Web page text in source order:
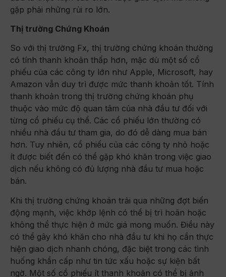
gặp phải những rủi ro lớn.
Thị trường Chứng Khoán
So với thị trường Fx, thị trường chứng khoán thường
có tính thanh khoản thấp hơn, mặc dù một số cổ
phiếu của các công ty lớn như Apple, Microsoft, hay
Amazon vẫn duy trì được mức thanh khoản tốt. Tính
thanh khoản trong thị trường chứng khoán phụ
thuộc vào mức độ quan tâm của nhà đầu tư đối với
từng cổ phiếu cụ thể. Các cổ phiếu lớn thường có
nhiều nhà đầu tư tham gia, do đó dễ dàng mua bán
hơn. Tuy nhiên, cổ phiếu của các công ty nhỏ hoặc
ít được biết đến có thể gặp khó khăn trong việc giao
dịch nếu không có đủ lượng nhà đầu tư mua hoặc
bán.
Khi thị trường chứng khoán trải qua những đợt biến
động mạnh, việc khớp lệnh có thể bị trì hoãn hoặc
không thể thực hiện ở mức giá mong muốn. Điều này
có thể gây khó khăn cho nhà đầu tư khi họ cần thực
hiện giao dịch nhanh chóng, đặc biệt trong các tình
huống khẩn cấp như tin tức xấu hoặc sự kiện bất
ngờ. Một số cổ phiếu ít thanh khoản có thể bị ảnh